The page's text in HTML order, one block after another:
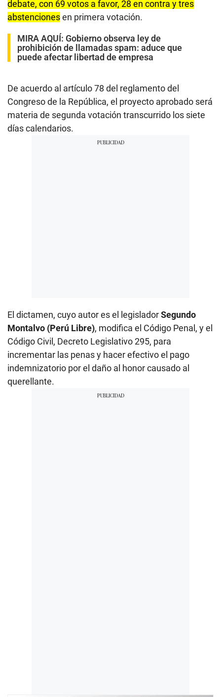
debate, con 69 votos a favor, 28 en contra y tres
abstencionesen primera votación.
MIRA AQUÍ: Gobierno observa ley de
prohibición de llamadas spam: aduce que
puede afectar libertad de empresa
De acuerdo al artículo 78 del reglamento del
Congreso de la República, el proyecto aprobado será
materia de segunda votación transcurrido los siete
días calendarios.
El dictamen, cuyo autor es el legisladorSegundo
Montalvo (Perú Libre), modifica el Código Penal, y el
Código Civil, Decreto Legislativo 295, para
incrementar las penas y hacer efectivo el pago
indemnizatorio por el daño al honor causado al
querellante.